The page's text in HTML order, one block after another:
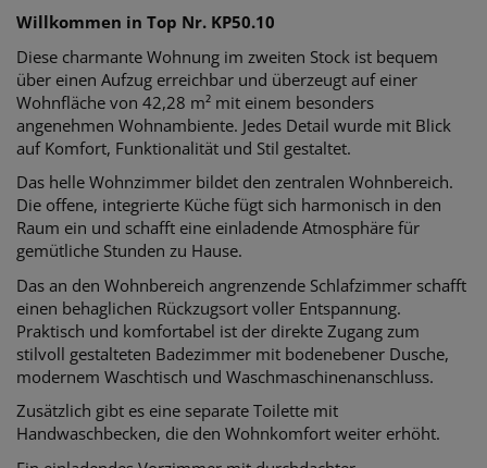
Willkommen in Top Nr. KP50.10
Diese charmante Wohnung im zweiten Stock ist bequem
über einen Aufzug erreichbar und überzeugt auf einer
Wohnfläche von 42,28 m² mit einem besonders
angenehmen Wohnambiente. Jedes Detail wurde mit Blick
auf Komfort, Funktionalität und Stil gestaltet.
Das helle Wohnzimmer bildet den zentralen Wohnbereich.
Die offene, integrierte Küche fügt sich harmonisch in den
Raum ein und schafft eine einladende Atmosphäre für
gemütliche Stunden zu Hause.
Das an den Wohnbereich angrenzende Schlafzimmer schafft
einen behaglichen Rückzugsort voller Entspannung.
Praktisch und komfortabel ist der direkte Zugang zum
stilvoll gestalteten Badezimmer mit bodenebener Dusche,
modernem Waschtisch und Waschmaschinenanschluss.
Zusätzlich gibt es eine separate Toilette mit
Handwaschbecken, die den Wohnkomfort weiter erhöht.